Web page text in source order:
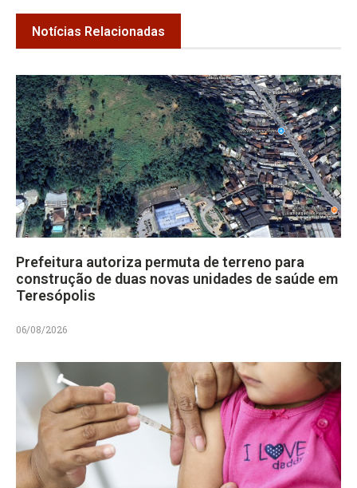
Notícias Relacionadas
Prefeitura autoriza permuta de terreno para
construção de duas novas unidades de saúde em
Teresópolis
06/08/2026